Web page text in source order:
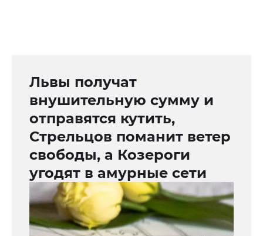
Львы получат
внушительную сумму и
отправятся кутить,
Стрельцов поманит ветер
свободы, а Козероги
угодят в амурные сети